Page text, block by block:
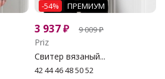
-54% ПРЕМИУМ
3 937₽ 9 009₽
Priz
Свитер вязаный...
42 44 46 48 50 52